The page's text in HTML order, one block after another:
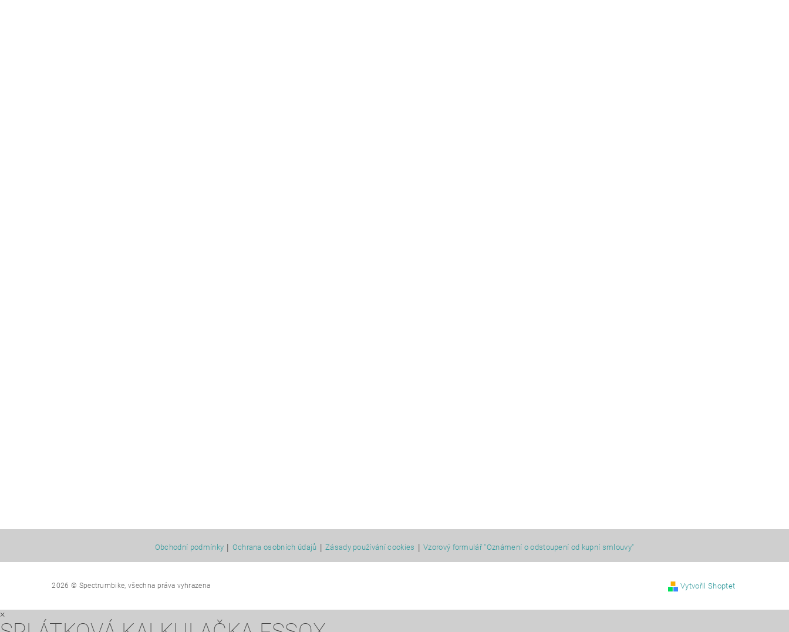
Obchodní podmínky | Ochrana osobních údajů | Zásady používání cookies | Vzorový formulář "Oznámení o odstoupení od kupní smlouvy"
2026 © Spectrumbike, všechna práva vyhrazena Vytvořil Shoptet
×